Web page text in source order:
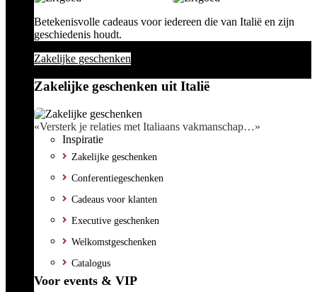
Betekenisvolle cadeaus voor iedereen die van Italië en zijn
geschiedenis houdt.
Zakelijke geschenken
Zakelijke geschenken uit Italië
«Versterk je relaties met Italiaans vakmanschap…»
Inspiratie
Zakelijke geschenken
Conferentiegeschenken
Cadeaus voor klanten
Executive geschenken
Welkomstgeschenken
Catalogus
Voor events & VIP